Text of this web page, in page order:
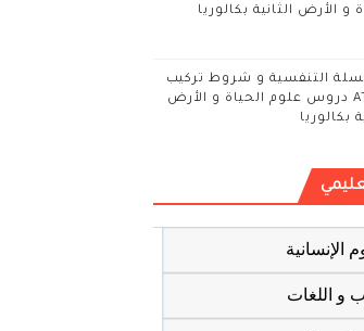
و الأرض الثانية بكالوريا
التنفسية و شروط تركيب
الـ ATP دروس علوم الحياة و الأرض
بكالوريا
الإنسانية
و اللغات